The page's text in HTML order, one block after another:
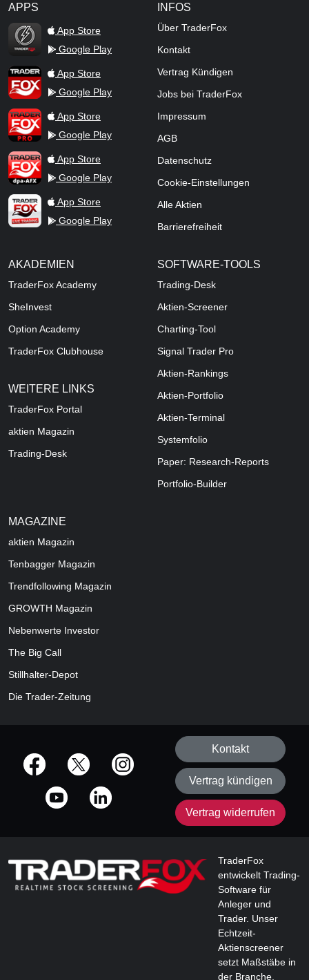
APPS
TraderFox Flash
App Store
Google Play
TraderFox AppApp Store
Google Play
TraderFox ProApp Store
Google Play
TraderFox dpa-AFX ProFeed
App Store
Google Play
TraderFox Live Trading
App Store
Google Play
INFOS
Über TraderFox
Kontakt
Vertrag Kündigen
Jobs bei TraderFox
Impressum
AGB
Datenschutz
Cookie-Einstellungen
Alle Aktien
Barrierefreiheit
AKADEMIEN
TraderFox Academy
SheInvest
Option Academy
TraderFox Clubhouse
WEITERE LINKS
TraderFox Portal
aktien Magazin
Trading-Desk
SOFTWARE-TOOLS
Trading-Desk
Aktien-Screener
Charting-Tool
Signal Trader Pro
Aktien-Rankings
Aktien-Portfolio
Aktien-Terminal
Systemfolio
Paper: Research-Reports
Portfolio-Builder
MAGAZINE
aktien Magazin
Tenbagger Magazin
Trendfollowing Magazin
GROWTH Magazin
Nebenwerte Investor
The Big Call
Stillhalter-Depot
Die Trader-Zeitung
offizielle Social Media-Accounts
Kontakt
Vertrag kündigen
Vertrag widerrufen
TraderFox
entwickelt Trading-
Software für
Anleger und
Trader. Unser
Echtzeit-
Aktienscreener
setzt Maßstäbe in
der Branche.